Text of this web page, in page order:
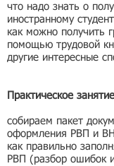
что надо знать о
иностранному
как можно получить
помощью трудовой
другие интересные
Практическое
собираем пакет
оформления РВП и
как правильно
РВП (разбор ошибок